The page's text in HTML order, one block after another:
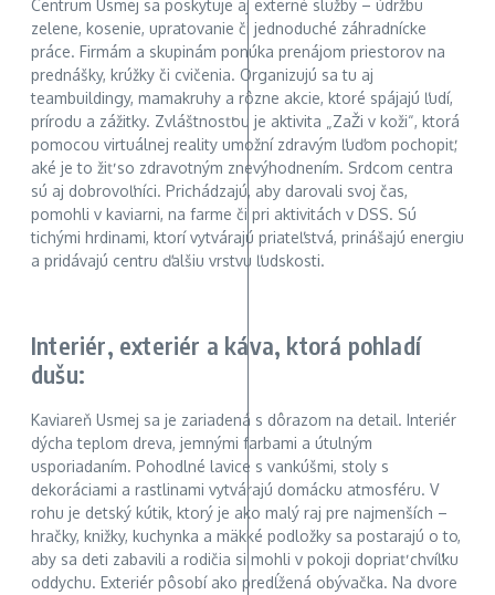
Centrum Usmej sa poskytuje aj externé služby – údržbu
zelene, kosenie, upratovanie či jednoduché záhradnícke
práce. Firmám a skupinám ponúka prenájom priestorov na
prednášky, krúžky či cvičenia. Organizujú sa tu aj
teambuildingy, mamakruhy a rôzne akcie, ktoré spájajú ľudí,
prírodu a zážitky. Zvláštnosťou je aktivita „ZaŽi v koži“, ktorá
pomocou virtuálnej reality umožní zdravým ľuďom pochopiť,
aké je to žiť so zdravotným znevýhodnením. Srdcom centra
sú aj dobrovoľníci. Prichádzajú, aby darovali svoj čas,
pomohli v kaviarni, na farme či pri aktivitách v DSS. Sú
tichými hrdinami, ktorí vytvárajú priateľstvá, prinášajú energiu
a pridávajú centru ďalšiu vrstvu ľudskosti.
Interiér, exteriér a káva, ktorá pohladí
dušu:
Kaviareň Usmej sa je zariadená s dôrazom na detail. Interiér
dýcha teplom dreva, jemnými farbami a útulným
usporiadaním. Pohodlné lavice s vankúšmi, stoly s
dekoráciami a rastlinami vytvárajú domácku atmosféru. V
rohu je detský kútik, ktorý je ako malý raj pre najmenších –
hračky, knižky, kuchynka a mäkké podložky sa postarajú o to,
aby sa deti zabavili a rodičia si mohli v pokoji dopriať chvíľku
oddychu. Exteriér pôsobí ako predĺžená obývačka. Na dvore